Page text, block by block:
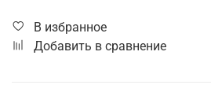
В избранное
Добавить в сравнение